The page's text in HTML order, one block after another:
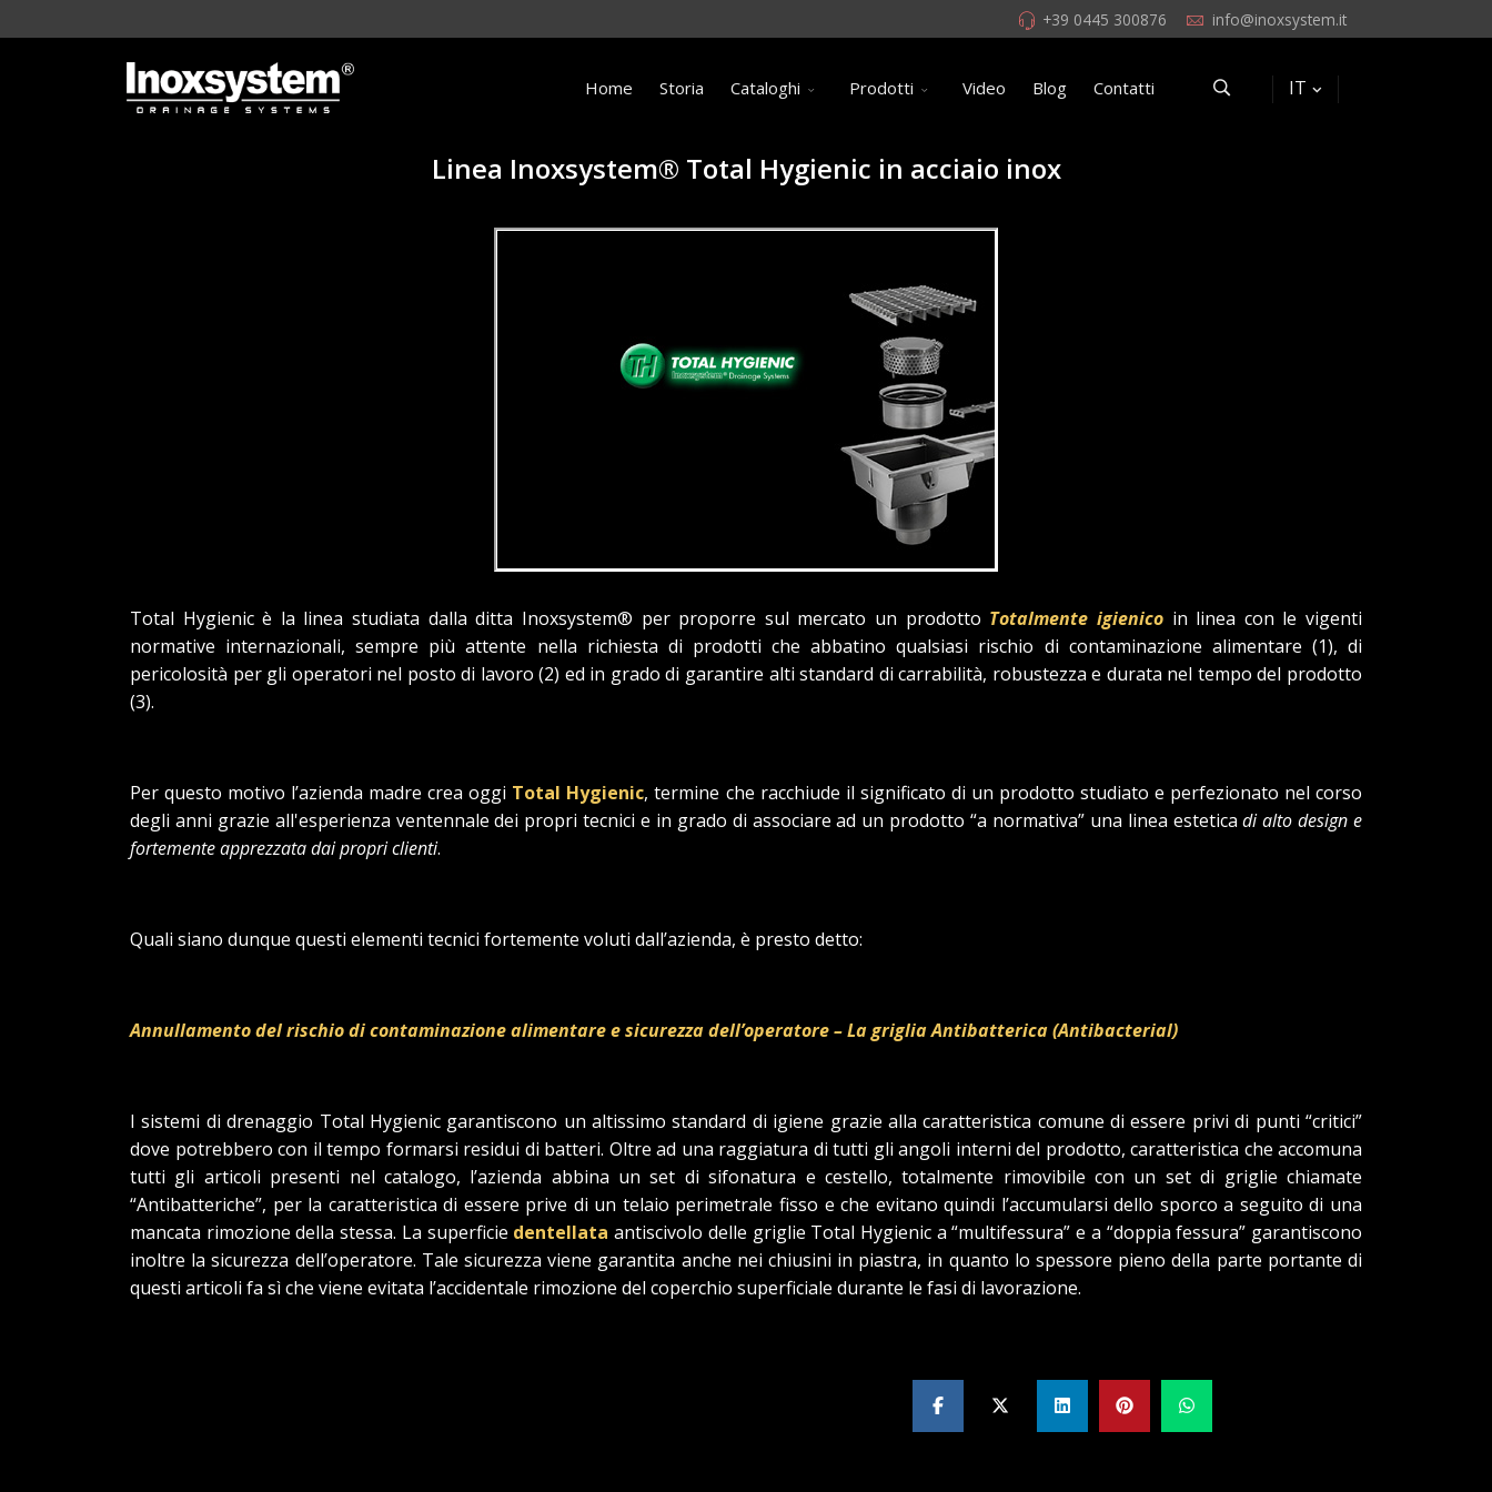
+39 0445 300876 info@inoxsystem.it
Home Storia Cataloghi Prodotti Video Blog Contatti IT
Linea Inoxsystem® Total Hygienic in acciaio inox
Total Hygienic è la linea studiata dalla ditta Inoxsystem® per proporre sul mercato un prodotto Totalmente igienicoin linea con le vigenti
normative internazionali, sempre più attente nella richiesta di prodotti che abbatino qualsiasi rischio di contaminazione alimentare (1), di
pericolosità per gli operatori nel posto di lavoro (2) ed in grado di garantire alti standard di carrabilità, robustezza e durata nel tempo del prodotto
(3).
Per questo motivo l’azienda madre crea oggi Total Hygienic, termine che racchiude il significato di un prodotto studiato e perfezionato nel corso
degli anni grazie all'esperienza ventennale dei propri tecnici e in grado di associare ad un prodotto “a normativa” una linea esteticadi alto design e
fortemente apprezzata dai propri clienti.
Quali siano dunque questi elementi tecnici fortemente voluti dall’azienda, è presto detto:
Annullamento del rischio di contaminazione alimentare e sicurezza dell’operatore – La griglia Antibatterica (Antibacterial)
I sistemi di drenaggio Total Hygienic garantiscono un altissimo standard di igiene grazie alla caratteristica comune di essere privi di punti “critici”
dove potrebbero con il tempo formarsi residui di batteri. Oltre ad una raggiatura di tutti gli angoli interni del prodotto, caratteristica che accomuna
tutti gli articoli presenti nel catalogo, l’azienda abbina un set di sifonatura e cestello, totalmente rimovibile con un set di griglie chiamate
“Antibatteriche”, per la caratteristica di essere prive di un telaio perimetrale fisso e che evitano quindi l’accumularsi dello sporco a seguito di una
mancata rimozione della stessa. La superficie dentellata antiscivolo delle griglie Total Hygienic a “multifessura” e a “doppia fessura” garantiscono
inoltre la sicurezza dell’operatore. Tale sicurezza viene garantita anche nei chiusini in piastra, in quanto lo spessore pieno della parte portante di
questi articoli fa sì che viene evitata l’accidentale rimozione del coperchio superficiale durante le fasi di lavorazione.